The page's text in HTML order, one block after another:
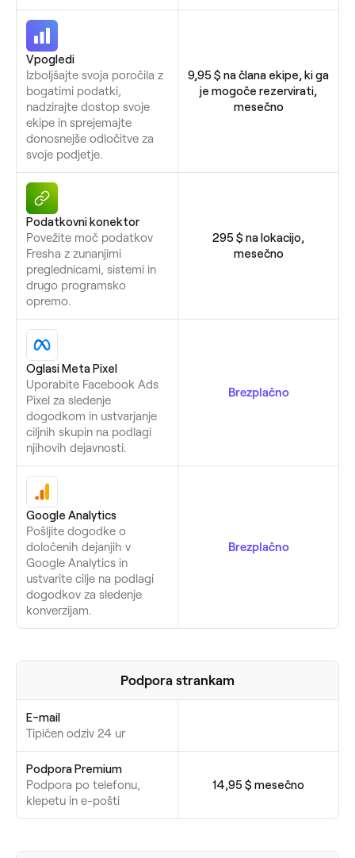
Vpogledi
Izboljšajte svoja poročila z
bogatimi podatki,
nadzirajte dostop svoje
ekipe in sprejemajte
donosnejše odločitve za
svoje podjetje.
9,95 $ na člana ekipe, ki ga
je mogoče rezervirati,
mesečno
Podatkovni konektor
Povežite moč podatkov
Fresha z zunanjimi
preglednicami, sistemi in
drugo programsko
opremo.
295 $ na lokacijo,
mesečno
Oglasi Meta Pixel
Uporabite Facebook Ads
Pixel za sledenje
dogodkom in ustvarjanje
ciljnih skupin na podlagi
njihovih dejavnosti.
Brezplačno
Google Analytics
Pošljite dogodke o
določenih dejanjih v
Google Analytics in
ustvarite cilje na podlagi
dogodkov za sledenje
konverzijam.
Brezplačno
Podpora strankam
E-mail
Tipičen odziv 24 ur
Podpora Premium
Podpora po telefonu,
klepetu in e-pošti
14,95 $ mesečno